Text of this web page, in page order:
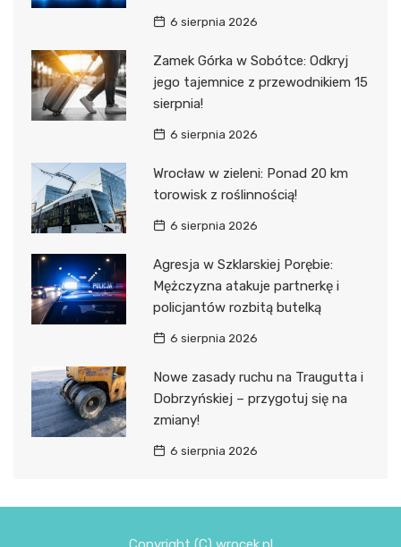
6 sierpnia 2026
Zamek Górka w Sobótce: Odkryj
jego tajemnice z przewodnikiem 15
sierpnia!
6 sierpnia 2026
Wrocław w zieleni: Ponad 20 km
torowisk z roślinnością!
6 sierpnia 2026
Agresja w Szklarskiej Porębie:
Mężczyzna atakuje partnerkę i
policjantów rozbitą butelką
6 sierpnia 2026
Nowe zasady ruchu na Traugutta i
Dobrzyńskiej – przygotuj się na
zmiany!
6 sierpnia 2026